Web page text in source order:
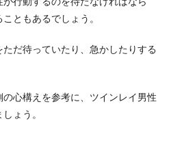
ともあるでしょう。
だ待っていたり、急かしたりする
心構えを参考に、ツインレイ男性
ょう。